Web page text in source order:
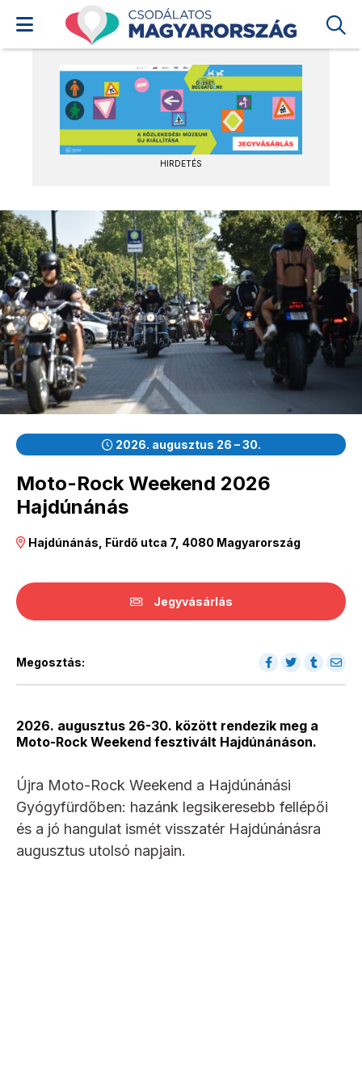
HIRDETÉS
2026. augusztus 26 – 30.
Moto-Rock Weekend 2026
Hajdúnánás
Hajdúnánás, Fürdő utca 7, 4080 Magyarország
Jegyvásárlás
Megosztás:
2026. augusztus 26-30. között rendezik meg a
Moto-Rock Weekend fesztivált Hajdúnánáson.
Újra Moto-Rock Weekend a Hajdúnánási
Gyógyfürdőben: hazánk legsikeresebb fellépői
és a jó hangulat ismét visszatér Hajdúnánásra
augusztus utolsó napjain.